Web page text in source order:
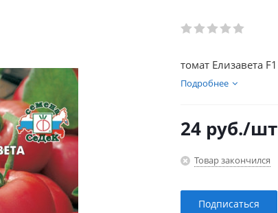
томат Елизавета F1
Подробнее
24 руб./шт
Товар закончился
Подписаться